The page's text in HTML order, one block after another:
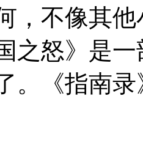
，不像其
之怒》是
。《指南